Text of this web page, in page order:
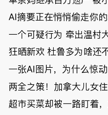
元，还被卷
入跨国刑案
账户遭封！
AI摘要正在悄悄偷走你
一个可疑行为 牵出温村
狂晒新欢 杜鲁多为啥还
一张AI图片，为什么惊动
两全之策！加拿大儿女
超市买菜却被一路盯着